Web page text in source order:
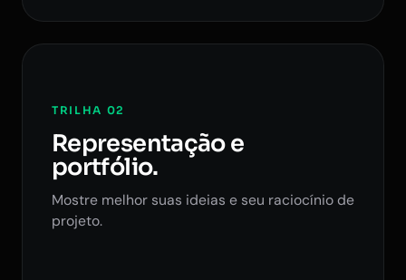
TRILHA 02
Representação e
portfólio.
Mostre melhor suas ideias e seu raciocínio de
projeto.